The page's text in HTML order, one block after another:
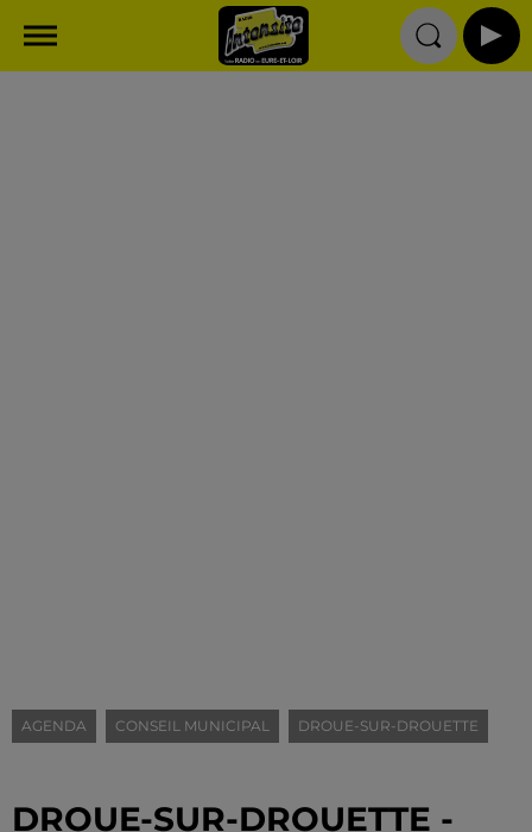
AGENDA CONSEIL MUNICIPAL DROUE-SUR-DROUETTE
DROUE-SUR-DROUETTE -